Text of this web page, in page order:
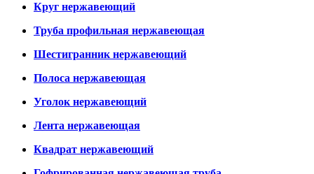
Круг нержавеющий
Труба профильная нержавеющая
Шестигранник нержавеющий
Полоса нержавеющая
Уголок нержавеющий
Лента нержавеющая
Квадрат нержавеющий